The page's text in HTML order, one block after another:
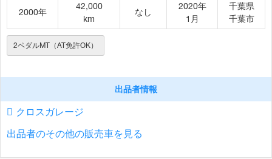
2000年
42,000
km
なし
2020年
1月
千葉県
千葉市
2ペダルMT（AT免許OK）
出品者情報
クロスガレージ
出品者のその他の販売車を見る